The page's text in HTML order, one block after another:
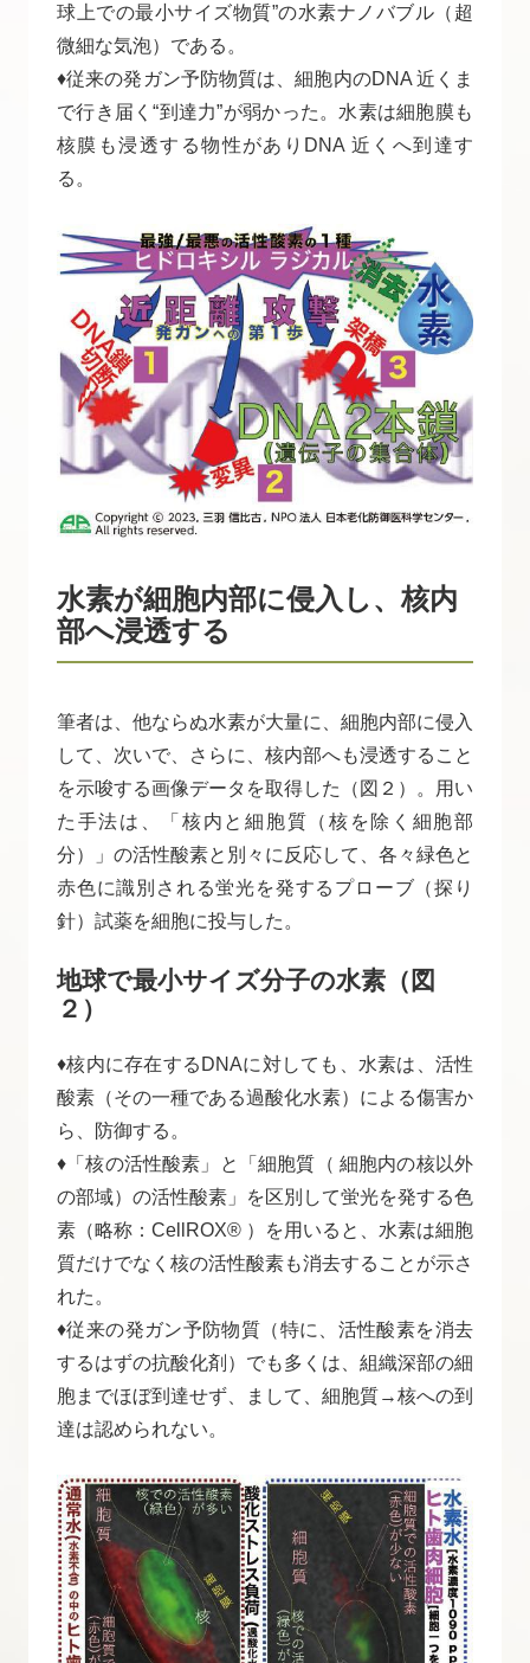
球上での最小サイズ物質”の水素ナノバブル（超
微細な気泡）である。
♦従来の発ガン予防物質は、細胞内のDNA 近くま
で行き届く“到達力”が弱かった。水素は細胞膜も
核膜も浸透する物性がありDNA 近くへ到達す
る。
水素が細胞内部に侵入し、核内
部へ浸透する
筆者は、他ならぬ水素が大量に、細胞内部に侵入
して、次いで、さらに、核内部へも浸透すること
を示唆する画像データを取得した（図２）。用い
た手法は、「核内と細胞質（核を除く細胞部
分）」の活性酸素と別々に反応して、各々緑色と
赤色に識別される蛍光を発するプローブ（探り
針）試薬を細胞に投与した。
地球で最小サイズ分子の水素（図
２）
♦核内に存在するDNAに対しても、水素は、活性
酸素（その一種である過酸化水素）による傷害か
ら、防御する。
♦「核の活性酸素」と「細胞質（ 細胞内の核以外
の部域）の活性酸素」を区別して蛍光を発する色
素（略称：CellROX® ）を用いると、水素は細胞
質だけでなく核の活性酸素も消去することが示さ
れた。
♦従来の発ガン予防物質（特に、活性酸素を消去
するはずの抗酸化剤）でも多くは、組織深部の細
胞までほぼ到達せず、まして、細胞質→核への到
達は認められない。